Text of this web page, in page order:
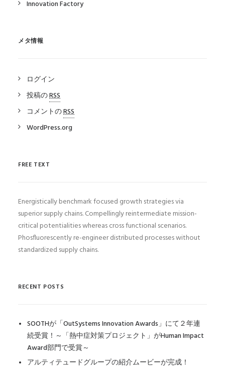
Innovation Factory
メタ情報
ログイン
投稿のRSS
コメントのRSS
WordPress.org
FREE TEXT
Energistically benchmark focused growth strategies via
superior supply chains. Compellingly reintermediate mission-
critical potentialities whereas cross functional scenarios.
Phosfluorescently re-engineer distributed processes without
standardized supply chains.
RECENT POSTS
SOOTHが「OutSystems Innovation Awards」にて２年連
続受賞！～「熱中症対策プロジェクト」がHuman Impact
Award部門で受賞～
アルティテュードグループの紹介ムービーが完成！